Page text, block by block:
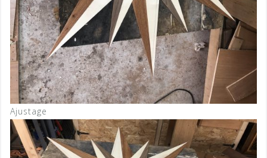
Ajustage